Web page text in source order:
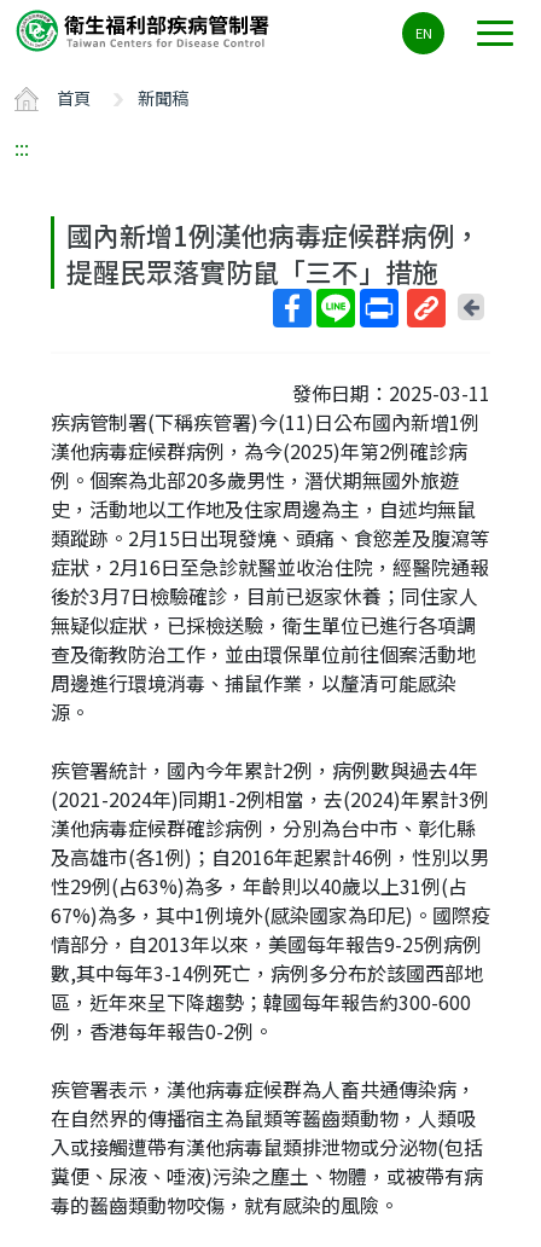
要
容
ALT+C
EN
首頁 新聞稿
:::
國內新增1例漢他病毒症候群病例，
提醒民眾落實防鼠「三不」措施
短
網
址
回
頁
發佈日期：2025-03-11
疾病管制署(下稱疾管署)今(11)日公布國內新增1例
漢他病毒症候群病例，為今(2025)年第2例確診病
例。個案為北部20多歲男性，潛伏期無國外旅遊
史，活動地以工作地及住家周邊為主，自述均無鼠
類蹤跡。2月15日出現發燒、頭痛、食慾差及腹瀉等
症狀，2月16日至急診就醫並收治住院，經醫院通報
後於3月7日檢驗確診，目前已返家休養；同住家人
無疑似症狀，已採檢送驗，衛生單位已進行各項調
查及衛教防治工作，並由環保單位前往個案活動地
周邊進行環境消毒、捕鼠作業，以釐清可能感染
源。
疾管署統計，國內今年累計2例，病例數與過去4年
(2021-2024年)同期1-2例相當，去(2024)年累計3例
漢他病毒症候群確診病例，分別為台中市、彰化縣
及高雄市(各1例)；自2016年起累計46例，性別以男
性29例(占63%)為多，年齡則以40歲以上31例(占
67%)為多，其中1例境外(感染國家為印尼)。國際疫
情部分，自2013年以來，美國每年報告9-25例病例
數,其中每年3-14例死亡，病例多分布於該國西部地
區，近年來呈下降趨勢；韓國每年報告約300-600
例，香港每年報告0-2例。
疾管署表示，漢他病毒症候群為人畜共通傳染病，
在自然界的傳播宿主為鼠類等齧齒類動物，人類吸
入或接觸遭帶有漢他病毒鼠類排泄物或分泌物(包括
糞便、尿液、唾液)污染之塵土、物體，或被帶有病
毒的齧齒類動物咬傷，就有感染的風險。